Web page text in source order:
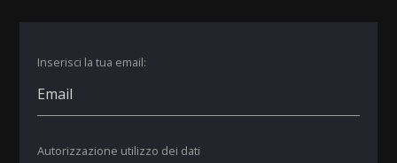
Inserisci la tua email:
Autorizzazione utilizzo dei dati